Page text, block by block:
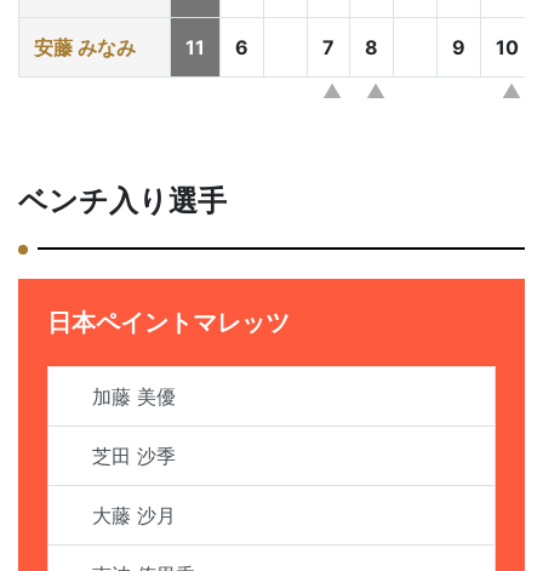
安藤 みなみ 11 6 7 8 9 10
ベンチ入り選手
日本ペイントマレッツ
加藤 美優
芝田 沙季
大藤 沙月